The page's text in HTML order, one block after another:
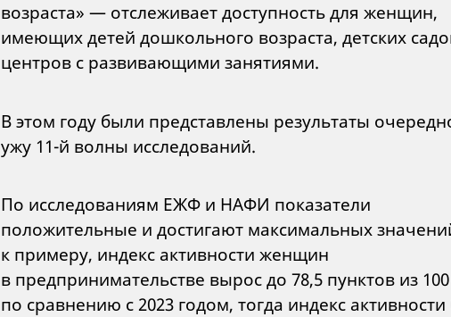
возраста» — отслеживает доступность для женщин,
имеющих детей дошкольного возраста, детских
центров с развивающими занятиями.
В этом году были представлены результаты
ужу 11-й волны исследований.
По исследованиям ЕЖФ и НАФИ показатели
положительные и достигают максимальных
к примеру, индекс активности женщин
в предпринимательстве вырос до 78,5 пунктов из 100
по сравнению с 2023 годом, тогда индекс